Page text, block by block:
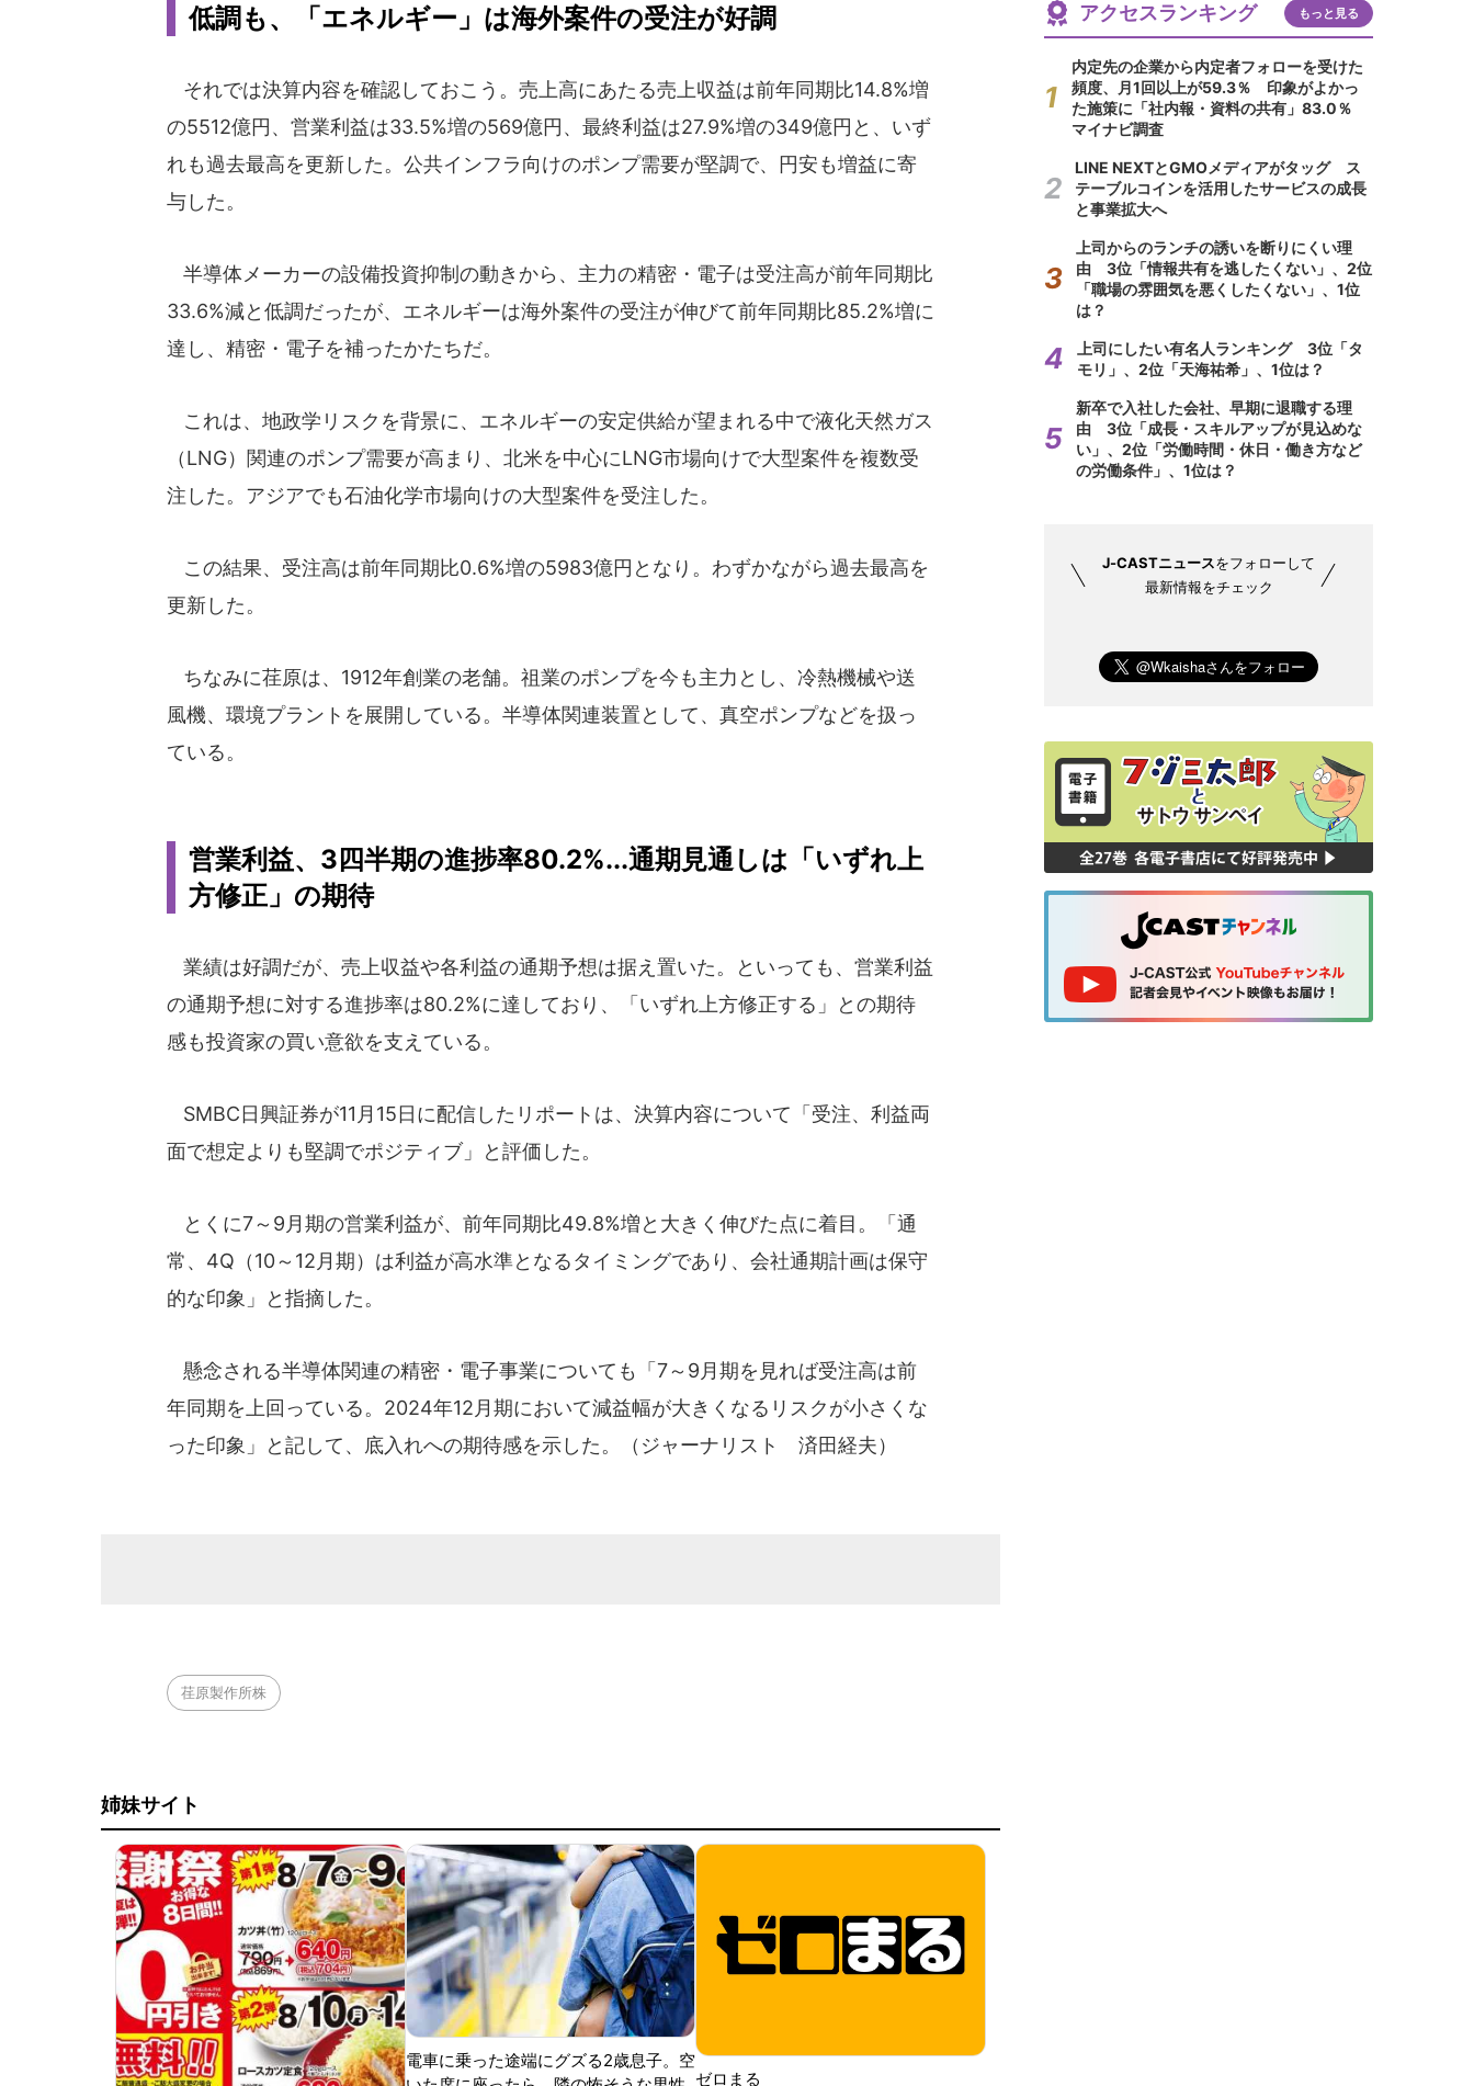
低調も、「エネルギー」は海外案件の受注が好調
それでは決算内容を確認しておこう。売上高にあたる売上収益は前年同期比14.8%増
の5512億円、営業利益は33.5%増の569億円、最終利益は27.9%増の349億円と、いず
れも過去最高を更新した。公共インフラ向けのポンプ需要が堅調で、円安も増益に寄
与した。
半導体メーカーの設備投資抑制の動きから、主力の精密・電子は受注高が前年同期比
33.6%減と低調だったが、エネルギーは海外案件の受注が伸びて前年同期比85.2%増に
達し、精密・電子を補ったかたちだ。
これは、地政学リスクを背景に、エネルギーの安定供給が望まれる中で液化天然ガス
（LNG）関連のポンプ需要が高まり、北米を中心にLNG市場向けで大型案件を複数受
注した。アジアでも石油化学市場向けの大型案件を受注した。
この結果、受注高は前年同期比0.6%増の5983億円となり。わずかながら過去最高を
更新した。
ちなみに荏原は、1912年創業の老舗。祖業のポンプを今も主力とし、冷熱機械や送
風機、環境プラントを展開している。半導体関連装置として、真空ポンプなどを扱っ
ている。
営業利益、3四半期の進捗率80.2%...通期見通しは「いずれ上
方修正」の期待
業績は好調だが、売上収益や各利益の通期予想は据え置いた。といっても、営業利益
の通期予想に対する進捗率は80.2%に達しており、「いずれ上方修正する」との期待
感も投資家の買い意欲を支えている。
SMBC日興証券が11月15日に配信したリポートは、決算内容について「受注、利益両
面で想定よりも堅調でポジティブ」と評価した。
とくに7～9月期の営業利益が、前年同期比49.8%増と大きく伸びた点に着目。「通
常、4Q（10～12月期）は利益が高水準となるタイミングであり、会社通期計画は保守
的な印象」と指摘した。
懸念される半導体関連の精密・電子事業についても「7～9月期を見れば受注高は前
年同期を上回っている。2024年12月期において減益幅が大きくなるリスクが小さくな
った印象」と記して、底入れへの期待感を示した。（ジャーナリスト 済田経夫）
荏原製作所株
姉妹サイト
電車に乗った途端にグズる2歳息子。空
ゼロまる
アクセスランキング もっと見る
内定先の企業から内定者フォローを受けた
頻度、月1回以上が59.3％ 印象がよかっ
た施策に「社内報・資料の共有」83.0％
マイナビ調査
LINE NEXTとGMOメディアがタッグ ス
テーブルコインを活用したサービスの成長
と事業拡大へ
上司からのランチの誘いを断りにくい理
由 3位「情報共有を逃したくない」、2位
「職場の雰囲気を悪くしたくない」、1位
は？
上司にしたい有名人ランキング 3位「タ
モリ」、2位「天海祐希」、1位は？
新卒で入社した会社、早期に退職する理
由 3位「成長・スキルアップが見込めな
い」、2位「労働時間・休日・働き方など
の労働条件」、1位は？
J-CASTニュースをフォローして
最新情報をチェック